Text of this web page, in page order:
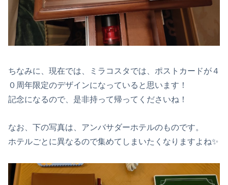
ちなみに、現在では、ミラコスタでは、ポストカードが４
０周年限定のデザインになっていると思います！
記念になるので、是非持って帰ってくださいね！
なお、下の写真は、アンバサダーホテルのものです。
ホテルごとに異なるので集めてしまいたくなりますよね✨